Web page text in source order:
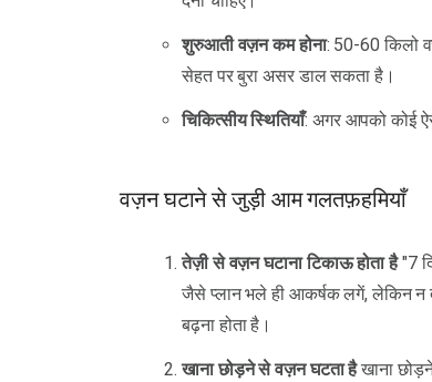
शुरुआती वज़न कम होना: 50-60 किलो
सेहत पर बुरा असर डाल सकता है।
चिकित्सीय स्थितियाँ: अगर आपको कोई
वज़न घटाने से जुड़ी आम गलतफ़हमियाँ
तेज़ी से वज़न घटाना टिकाऊ होता है"7
जैसे प्लान भले ही आकर्षक लगें, लेकिन न
बढ़ना होता है।
खाना छोड़ने से वज़न घटता हैखाना